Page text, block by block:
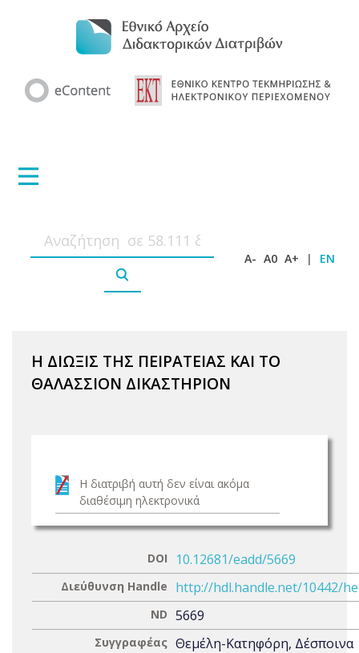
A- A0 A+ | EN
Η ΔΙΩΞΙΣ ΤΗΣ ΠΕΙΡΑΤΕΙΑΣ ΚΑΙ ΤΟ
ΘΑΛΑΣΣΙΟΝ ΔΙΚΑΣΤΗΡΙΟΝ
Η διατριβή αυτή δεν είναι ακόμα
διαθέσιμη ηλεκτρονικά
DOI 10.12681/eadd/5669
Διεύθυνση Handle http://hdl.handle.net/10442/
ND 5669
Συγγραφέας Θεμέλη-Κατηφόρη, Δέσποινα